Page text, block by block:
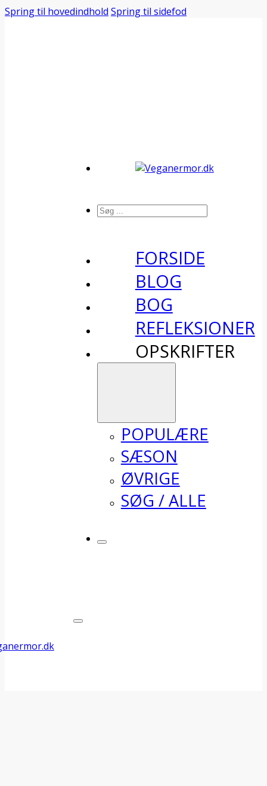
Spring til hovedindhold Spring til sidefod
Søg
FORSIDE
BLOG
BOG
REFLEKSIONER
OPSKRIFTER
POPULÆRE
SÆSON
ØVRIGE
SØG / ALLE